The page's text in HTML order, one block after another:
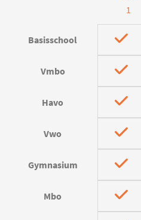
1
Basisschool
Vmbo
Havo
Vwo
Gymnasium
Mbo